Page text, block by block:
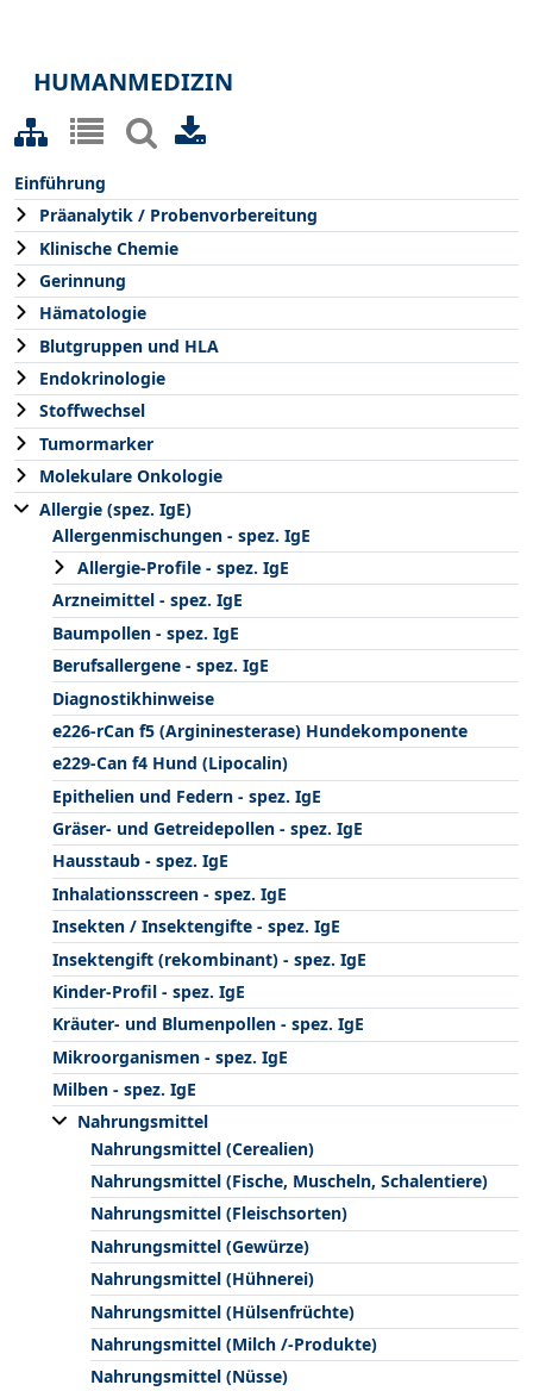
HUMANMEDIZIN
Einführung
Präanalytik / Probenvorbereitung
Klinische Chemie
Gerinnung
Hämatologie
Blutgruppen und HLA
Endokrinologie
Stoffwechsel
Tumormarker
Molekulare Onkologie
Allergie (spez. IgE)
Allergenmischungen - spez. IgE
Allergie-Profile - spez. IgE
Arzneimittel - spez. IgE
Baumpollen - spez. IgE
Berufsallergene - spez. IgE
Diagnostikhinweise
e226-rCan f5 (Argininesterase) Hundekomponente
e229-Can f4 Hund (Lipocalin)
Epithelien und Federn - spez. IgE
Gräser- und Getreidepollen - spez. IgE
Hausstaub - spez. IgE
Inhalationsscreen - spez. IgE
Insekten / Insektengifte - spez. IgE
Insektengift (rekombinant) - spez. IgE
Kinder-Profil - spez. IgE
Kräuter- und Blumenpollen - spez. IgE
Mikroorganismen - spez. IgE
Milben - spez. IgE
Nahrungsmittel
Nahrungsmittel (Cerealien)
Nahrungsmittel (Fische, Muscheln, Schalentiere)
Nahrungsmittel (Fleischsorten)
Nahrungsmittel (Gewürze)
Nahrungsmittel (Hühnerei)
Nahrungsmittel (Hülsenfrüchte)
Nahrungsmittel (Milch /-Produkte)
Nahrungsmittel (Nüsse)